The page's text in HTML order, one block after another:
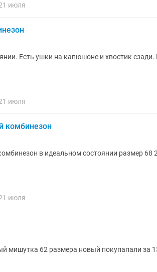
июля
Есть ушки на капюшоне и хвостик сзади.
июля
комбинезон
в идеальном состоянии размер 68 2 в одном В комплекте пинетки
июля
мишутка 62 размера новый покупапали за